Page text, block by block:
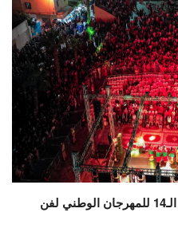
الدشيرة تسدل الستار على الدورة الـ14 للمهرجان الوطني لفن